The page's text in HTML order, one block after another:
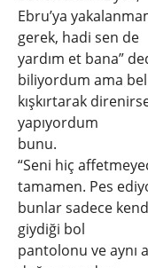
Ebru’ya
gerek, hadi sen de
yardım et bana”
biliyordum ama
kışkırtarak
yapıyordum
bunu.
“Seni hiç
tamamen. Pes
bunlar sadece
giydiği bol
pantolonu ve aynı